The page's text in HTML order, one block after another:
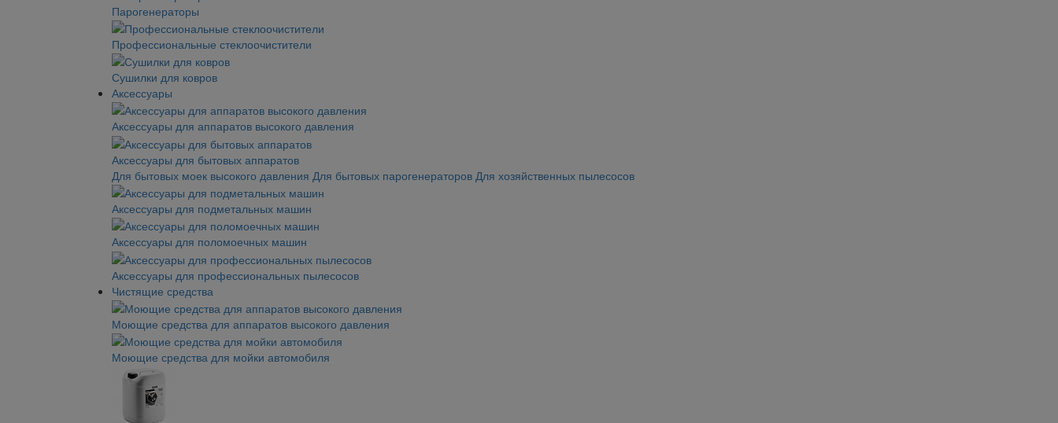
Парогенераторы
Профессиональные стеклоочистители
Сушилки для ковров
Аксессуары
Аксессуары для аппаратов высокого давления
Аксессуары для бытовых аппаратов
Для бытовых моек высокого давления Для бытовых парогенераторов Для хозяйственных пылесосов
Аксессуары для подметальных машин
Аксессуары для поломоечных машин
Аксессуары для профессиональных пылесосов
Чистящие средства
Моющие средства для аппаратов высокого давления
Моющие средства для мойки автомобиля